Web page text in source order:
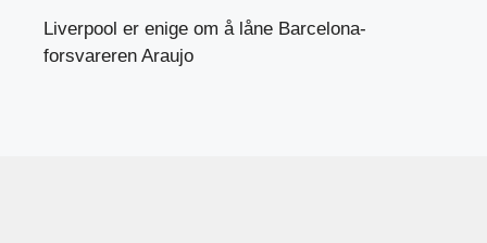
Liverpool er enige om å låne Barcelona-
forsvareren Araujo